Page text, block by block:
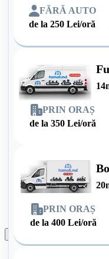
FĂRĂ AUTO
de la250 Lei/oră
14
PRIN ORAȘ
de la 350 Lei/oră
20
PRIN ORAȘ
de la400 Lei/oră
Plasează comanda